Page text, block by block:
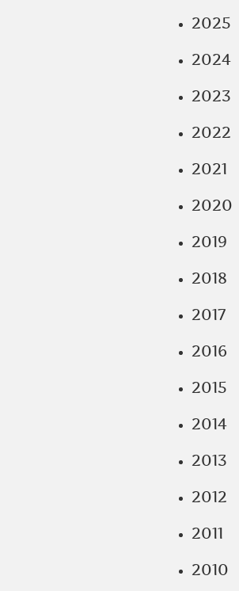
2025
2024
2023
2022
2021
2020
2019
2018
2017
2016
2015
2014
2013
2012
2011
2010